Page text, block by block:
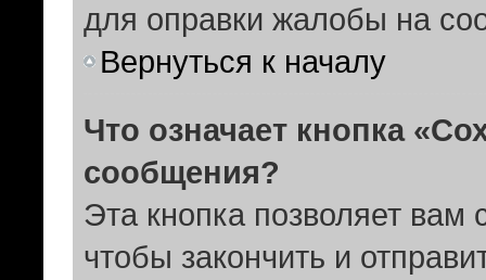
для оправки жалобы на
Вернуться к началу
Что означает кнопка
сообщения?
Эта кнопка позволяет вам
чтобы закончить и